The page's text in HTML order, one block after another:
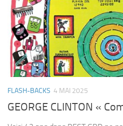
FLASH-BACKS 4 MAI 2025
GEORGE CLINTON «